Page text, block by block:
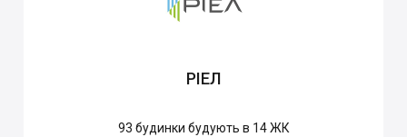
РІЕЛ
93 будинки будують в 14 ЖК